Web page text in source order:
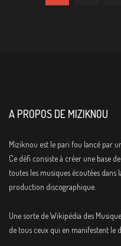
A PROPOS DE MIZIKNOU
Miziknou est le pari fou lancé par
Ce défi consiste à créer une base
toutes les musiques écoutées dans
production discographique.
Une sorte de Wikipédia des
de tous ceux qui en manifestent le